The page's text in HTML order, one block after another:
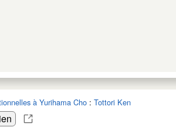
à Yurihama Cho : Tottori Ken